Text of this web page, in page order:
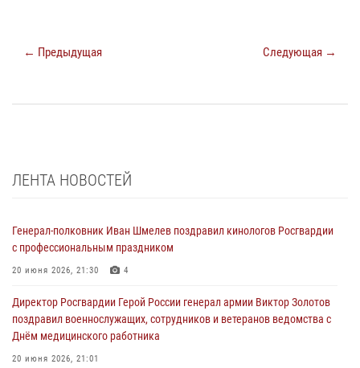
← Предыдущая Следующая →
ЛЕНТА НОВОСТЕЙ
Генерал-полковник Иван Шмелев поздравил кинологов Росгвардии
с профессиональным праздником
20 июня 2026, 21:30 4
Директор Росгвардии Герой России генерал армии Виктор Золотов
поздравил военнослужащих, сотрудников и ветеранов ведомства с
Днём медицинского работника
20 июня 2026, 21:01